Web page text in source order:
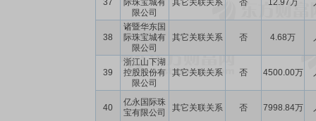
37
际珠宝城有
限公司
其它关联关系 否 12.97万
38
诸暨华东国
际珠宝城有
限公司
其它关联关系 否 4.68万
39
浙江山下湖
控股股份有
限公司
其它关联关系 否 4500.00万
40
亿永国际珠
宝有限公司
其它关联关系 否 7998.84万